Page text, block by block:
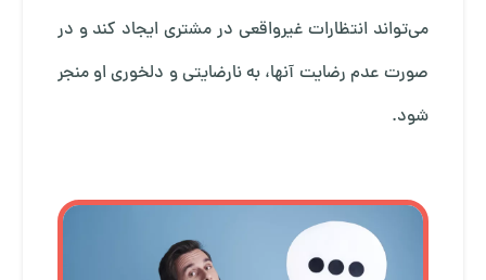
می‌تواند انتظارات غیرواقعی در مشتری ایجاد کند و در
صورت عدم رضایت آنها، به نارضایتی و دلخوری او منجر
شود.